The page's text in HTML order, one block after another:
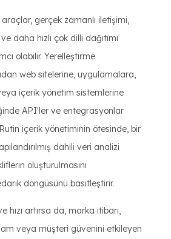
gerçek zamanlı iletişimi,
daha hızlı çok dilli dağıtımı
olabilir. Yerelleştirme
web sitelerine, uygulamalara,
içerik yönetim sistemlerine
API'ler ve entegrasyonlar
Rutin içerik yönetiminin ötesinde, bir
dahili veri analizi
oluşturulmasını
döngüsünü basitleştirir.
hızı artırsa da, marka itibarı,
veya müşteri güvenini etkileyen